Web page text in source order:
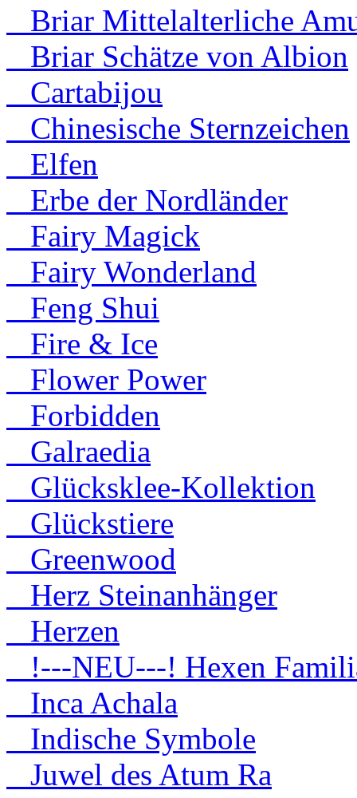
Briar Mittelalterliche
Briar Schätze von Albion
Cartabijou
Chinesische Sternzeichen
Elfen
Erbe der Nordländer
Fairy Magick
Fairy Wonderland
Feng Shui
Fire & Ice
Flower Power
Forbidden
Galraedia
Glücksklee-Kollektion
Glückstiere
Greenwood
Herz Steinanhänger
Herzen
!---NEU---! Hexen
Inca Achala
Indische Symbole
Juwel des Atum Ra